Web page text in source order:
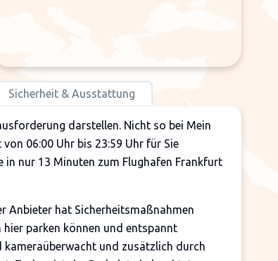
Sicherheit & Ausstattung
darstellen. Nicht so bei Mein
06:00 Uhr bis 23:59 Uhr für Sie
in nur 13 Minuten zum Flughafen Frankfurt
Anbieter hat Sicherheitsmaßnahmen
parken können und entspannt
kameraüberwacht und zusätzlich durch